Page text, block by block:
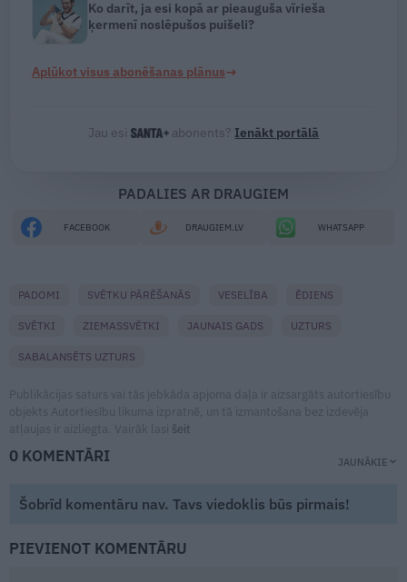
Ko darīt, ja esi kopā ar pieauguša vīrieša
ķermenī noslēpušos puišeli?
Aplūkot visus abonēšanas plānus→
Jau esi abonents? Ienākt portālā
PADALIES AR DRAUGIEM
FACEBOOK DRAUGIEM.LV WHATSAPP
PADOMI SVĒTKU PĀRĒŠANĀS VESELĪBA ĒDIENS
SVĒTKI ZIEMASSVĒTKI JAUNAIS GADS UZTURS
SABALANSĒTS UZTURS
Publikācijas saturs vai tās jebkāda apjoma daļa ir aizsargāts autortiesību
objekts Autortiesību likuma izpratnē, un tā izmantošana bez izdevēja
atļaujas ir aizliegta. Vairāk lasi šeit
0 KOMENTĀRI JAUNĀKIE
Šobrīd komentāru nav. Tavs viedoklis būs pirmais!
PIEVIENOT KOMENTĀRU